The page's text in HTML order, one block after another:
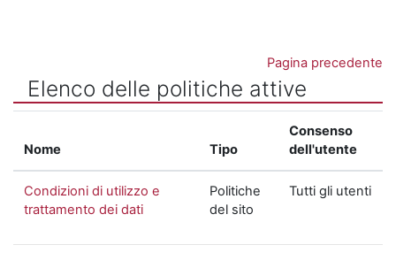
Pagina precedente
Elenco delle politiche attive
Nome Tipo
Consenso
dell'utente
Condizioni di utilizzo e
trattamento dei dati
Politiche
del sito
Tutti gli utenti